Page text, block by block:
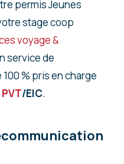
permis Jeunes
stage coop
voyage &
service de
% pris en charge
/EIC.